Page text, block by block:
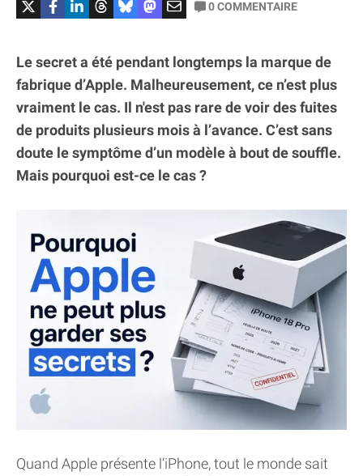
0COMMENTAIRE
Le secret a été pendant longtemps la marque de
fabrique d’Apple. Malheureusement, ce n’est plus
vraiment le cas. Il n'est pas rare de voir des fuites
de produits plusieurs mois à l’avance. C’est sans
doute le symptôme d’un modèle à bout de souffle.
Mais pourquoi est-ce le cas ?
Quand Apple présente l’iPhone, tout le monde sait